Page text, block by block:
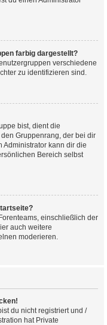
farbig dargestellt?
verschiedene
zu identifizieren sind.
bist, dient die
Gruppenrang, der bei dir
Administrator kann dir die
Bereich selbst
einschließlich der
auch weitere
moderieren.
du nicht registriert und /
hat Private